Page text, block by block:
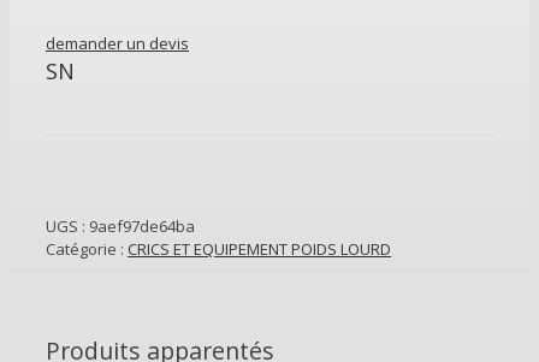
demander un devis
SN
UGS : 9aef97de64ba
Catégorie : CRICS ET EQUIPEMENT POIDS LOURD
Produits apparentés